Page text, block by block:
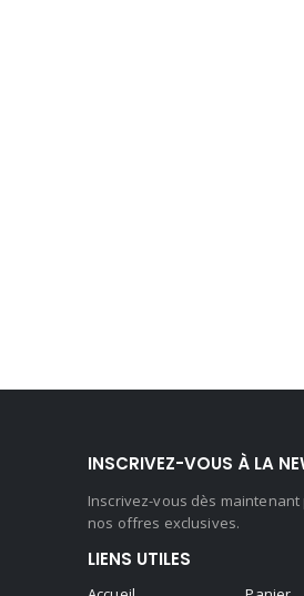
INSCRIVEZ-VOUS À LA
Inscrivez-vous dès
nos offres exclusives.
LIENS UTILES